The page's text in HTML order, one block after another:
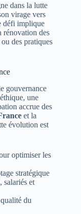
dans la lutte
virage vers
défi implique
rénovation des
des pratiques
gouvernance
une
accrue des
et la
évolution est
optimiser les
stratégique
salariés et
du